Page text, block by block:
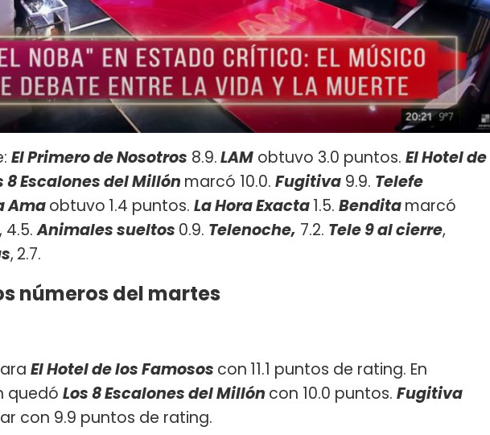
El Primero de Nosotros 8.9.LAM obtuvo 3.0 puntos. El Hotel de
8 Escalones del Millón marcó 10.0. Fugitiva 9.9. Telefe
Amaobtuvo 1.4 puntos. ​ La Hora Exacta1.5. Benditamarcó
, 4.5.Animales sueltos 0.9. Telenoche, 7.2. Tele 9 al cierre,
, 2.7.
números del martes
El Hotel de los Famosos con 11.1 puntos de rating. En
quedó Los 8 Escalones del Millón con 10.0 puntos. Fugitiva
con 9.9 puntos de rating.